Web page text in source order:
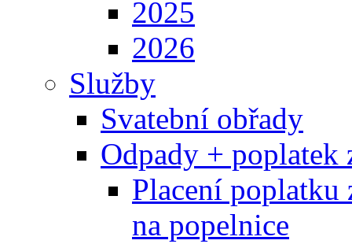
2025
2026
Služby
Svatební obřady
Odpady + poplatek
Placení poplatku
na popelnice